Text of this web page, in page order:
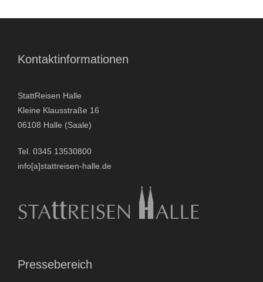
Kontaktinformationen
StattReisen Halle
Kleine Klausstraße 16
06108 Halle (Saale)
Tel. 0345 13530800
info[a]stattreisen-halle.de
Pressebereich